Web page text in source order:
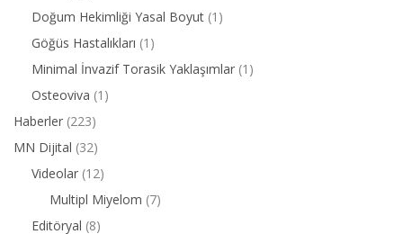
Doğum Hekimliği Yasal Boyut (1)
Göğüs Hastalıkları (1)
Minimal İnvazif Torasik Yaklaşımlar (1)
Osteoviva (1)
Haberler (223)
MN Dijital (32)
Videolar (12)
Multipl Miyelom (7)
Editöryal (8)